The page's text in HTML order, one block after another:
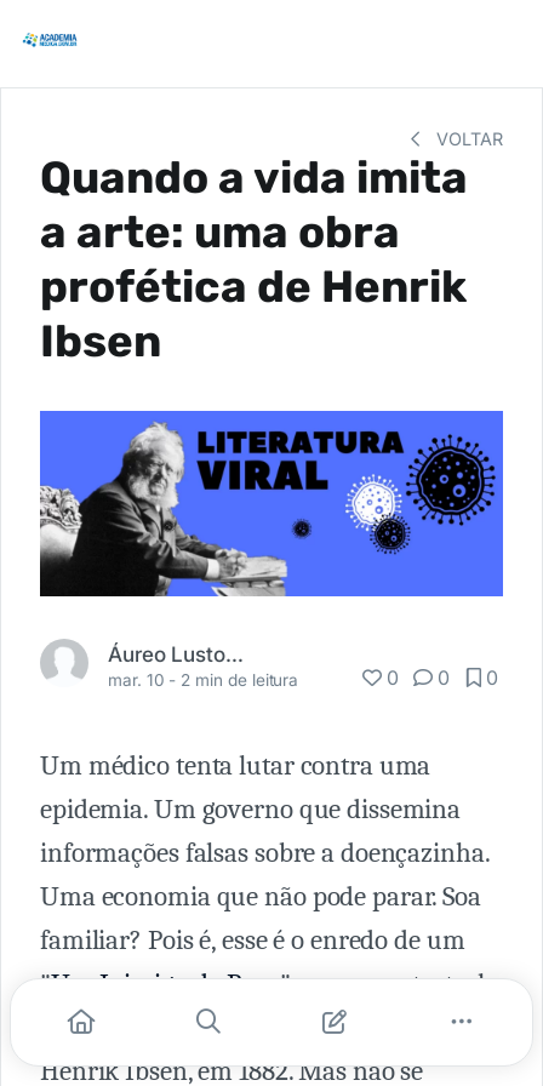
VOLTAR
Quando a vida imita
a arte: uma obra
profética de Henrik
Ibsen
Áureo Lustosa Guérios
mar. 10 - 2 min de leitura 0 0 0
Um médico tenta lutar contra uma
epidemia. Um governo que dissemina
informações falsas sobre a doençazinha.
Uma economia que não pode parar. Soa
familiar? Pois é, esse é o enredo de um
"Um Inimigo do Povo" uma peça teatral
escrita pelo dramaturgo norueguês,
Henrik Ibsen, em 1882. Mas não se